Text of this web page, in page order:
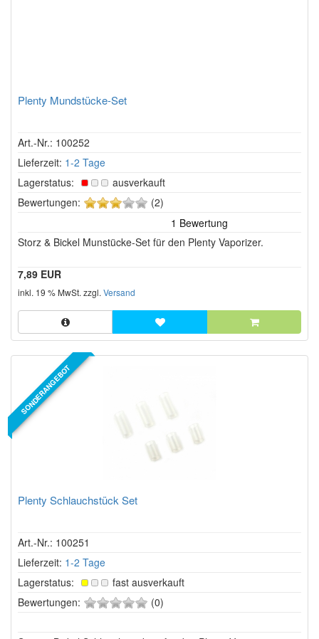
Plenty Mundstücke-Set
Art.-Nr.: 100252
Lieferzeit: 1-2 Tage
Lagerstatus:
ausverkauft
Bewertungen:
3
Sternen!
(2)
Storz & Bickel Munstücke-Set für den Plenty Vaporizer.
7,89 EUR
inkl. 19 % MwSt. zzgl. Versand
SONDERANGEBOT
Plenty Schlauchstück Set
Art.-Nr.: 100251
Lieferzeit: 1-2 Tage
Lagerstatus:
fast ausverkauft
Bewertungen:
0(0)